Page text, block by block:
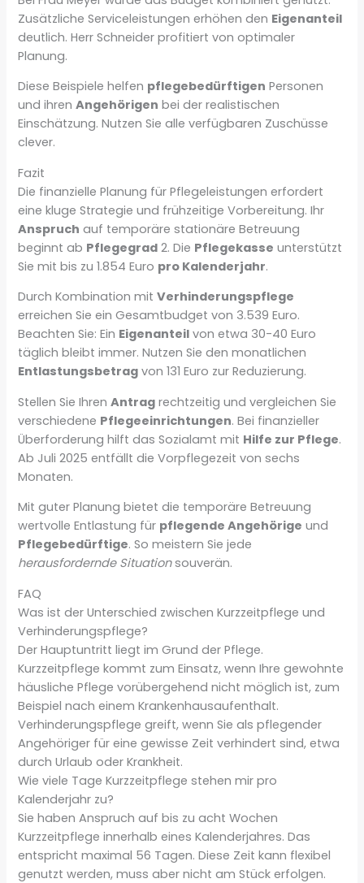
Zusätzliche Serviceleistungen erhöhen den Eigenanteil
deutlich. Herr Schneider profitiert von optimaler
Planung.
Diese Beispiele helfen pflegebedürftigen Personen
und ihrenAngehörigen bei der realistischen
Einschätzung. Nutzen Sie alle verfügbaren Zuschüsse
clever.
Fazit
Die finanzielle Planung für Pflegeleistungen erfordert
eine kluge Strategie und frühzeitige Vorbereitung. Ihr
Anspruch auf temporäre stationäre Betreuung
beginnt ab Pflegegrad 2. Die Pflegekasse unterstützt
Sie mit bis zu 1.854 Euro pro Kalenderjahr.
Durch Kombination mitVerhinderungspflege
erreichen Sie ein Gesamtbudget von 3.539 Euro.
Beachten Sie: Ein Eigenanteil von etwa 30-40 Euro
täglich bleibt immer. Nutzen Sie den monatlichen
Entlastungsbetrag von 131 Euro zur Reduzierung.
Stellen Sie IhrenAntrag rechtzeitig und vergleichen Sie
verschiedene Pflegeeinrichtungen. Bei finanzieller
Überforderung hilft das Sozialamt mit Hilfe zur Pflege.
Ab Juli 2025 entfällt die Vorpflegezeit von sechs
Monaten.
Mit guter Planung bietet die temporäre Betreuung
wertvolle Entlastung für pflegende Angehörige und
Pflegebedürftige. So meistern Sie jede
herausfordernde Situationsouverän.
FAQ
Was ist der Unterschied zwischen Kurzzeitpflege und
Verhinderungspflege?
Der Hauptuntritt liegt im Grund der Pflege.
Kurzzeitpflege kommt zum Einsatz, wenn Ihre gewohnte
häusliche Pflege vorübergehend nicht möglich ist, zum
Beispiel nach einem Krankenhausaufenthalt.
Verhinderungspflege greift, wenn Sie als pflegender
Angehöriger für eine gewisse Zeit verhindert sind, etwa
durch Urlaub oder Krankheit.
Wie viele Tage Kurzzeitpflege stehen mir pro
Kalenderjahr zu?
Sie haben Anspruch auf bis zu acht Wochen
Kurzzeitpflege innerhalb eines Kalenderjahres. Das
entspricht maximal 56 Tagen. Diese Zeit kann flexibel
genutzt werden, muss aber nicht am Stück erfolgen.